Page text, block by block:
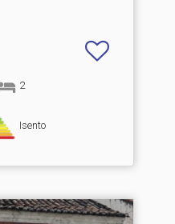
2
Isento